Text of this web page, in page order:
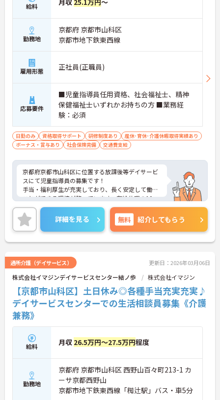
給料
勤務地
京都府 京都市山科区
京都市地下鉄東西線
雇用形態 正社員(正職員)
応募要件
■児童指導員任用資格、社会福祉士、精神
保健福祉士いずれかお持ちの方 ■業務経
験：必須
日勤のみ 資格取得サポート 研修制度あり
産休･育休･介護休暇取得実績あり
ボーナス・賞与あり
社会保険完備 交通費支給
京都府京都市山科区に位置する放課後等デイサービ
スにて児童指導員の募集です！
手当・福利厚生が充実しており、長く安定して働く
ことができる環境が整っています。有給休暇の10
0％取得も推奨されており、プライベートを大切に
したい方にもおすすめです。
ご興味のある方には、面接対策ポイントなど、さら
に詳細をご案内しますのでお気軽にご相談くださ
い！
詳細を見る 無料 紹介してもらう
通所介護（デイサービス） 更新日：2026年03月06日
株式会社イマジンデイサービスセンター結ノ歩 株式会社イマジン
【京都市山科区】土日休み◎各種手当充実充実♪
デイサービスセンターでの生活相談員募集《介護
兼務》
給料 月収 26.5万円～27.5万円程度
勤務地
京都府 京都市山科区 西野山百々町213-1 カ
ーサ京都西野山
京都市地下鉄東西線「椥辻駅」バス・車5分